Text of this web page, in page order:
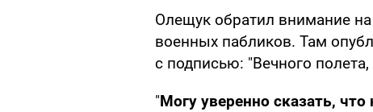
Олещук обратил внимание
военных пабликов. Там
с подписью: "Вечного полета,
"Могу уверенно сказать,